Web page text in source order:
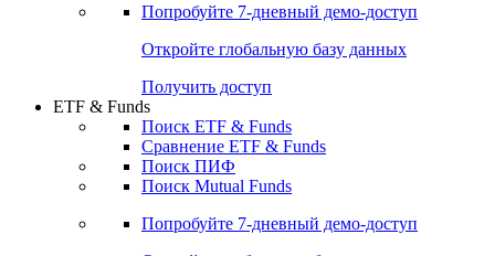
Попробуйте 7-дневный демо-доступ
Откройте глобальную базу данных
Получить доступ
ETF & Funds
Поиск ETF & Funds
Сравнение ETF & Funds
Поиск ПИФ
Поиск Mutual Funds
Попробуйте 7-дневный демо-доступ